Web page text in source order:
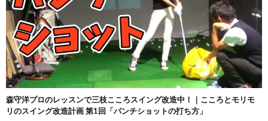
森守洋プロのレッスンで三枝こころスイング改造中！｜こころとモリモ
リのスイング改造計画 第1回「パンチショットの打ち方」